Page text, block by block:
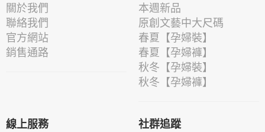
關於我們
聯絡我們
官方網站
銷售通路
本週新品
原創文藝中大尺碼
春夏【孕婦裝】
春夏【孕婦褲】
秋冬【孕婦裝】
秋冬【孕婦褲】
線上服務 社群追蹤